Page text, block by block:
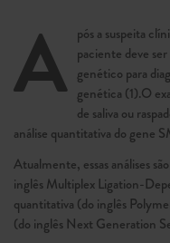
A pós a suspeita
paciente deve
genético para
genética (1).O
de saliva ou
análise quantitativa do gene
Atualmente, essas análises
inglês Multiplex Ligation-
quantitativa (do inglês
(do inglês Next Generation